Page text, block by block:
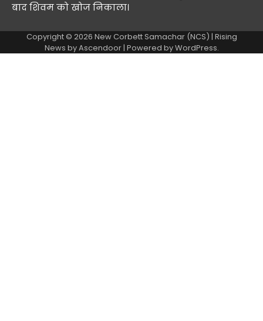
बाद शिवम को खोज निकाला।
Copyright © 2026 New Corbett Samachar (NCS) | Rising
News byAscendoor| Powered byWordPress.